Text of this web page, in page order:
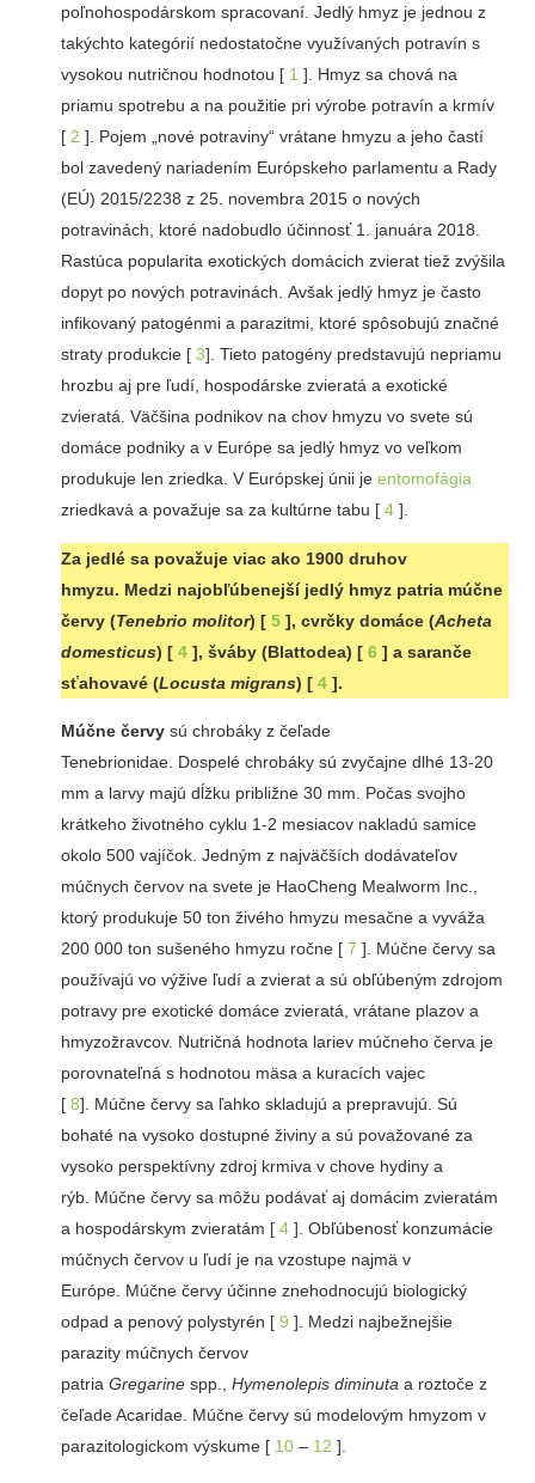
poľnohospodárskom spracovaní. Jedlý hmyz je jednou z
takýchto kategórií nedostatočne využívaných potravín s
vysokou nutričnou hodnotou [ 1 ]. Hmyz sa chová na
priamu spotrebu a na použitie pri výrobe potravín a krmív
[ 2 ]. Pojem „nové potraviny“ vrátane hmyzu a jeho častí
bol zavedený nariadením Európskeho parlamentu a Rady
(EÚ) 2015/2238 z 25. novembra 2015 o nových
potravinách, ktoré nadobudlo účinnosť 1. januára 2018.
Rastúca popularita exotických domácich zvierat tiež zvýšila
dopyt po nových potravinách. Avšak jedlý hmyz je často
infikovaný patogénmi a parazitmi, ktoré spôsobujú značné
straty produkcie [ 3]. Tieto patogény predstavujú nepriamu
hrozbu aj pre ľudí, hospodárske zvieratá a exotické
zvieratá. Väčšina podnikov na chov hmyzu vo svete sú
domáce podniky a v Európe sa jedlý hmyz vo veľkom
produkuje len zriedka. V Európskej únii jeentomofágia
zriedkavá a považuje sa za kultúrne tabu [ 4].
Za jedlé sa považuje viac ako 1900 druhov
hmyzu. Medzi najobľúbenejší jedlý hmyz patria múčne
červy (Tenebrio molitor) [ 5], cvrčky domáce (Acheta
domesticus) [ 4], šváby (Blattodea) [ 6] a saranče
sťahovavé (Locusta migrans) [ 4].
Múčne červy sú chrobáky z čeľade
Tenebrionidae. Dospelé chrobáky sú zvyčajne dlhé 13-20
mm a larvy majú dĺžku približne 30 mm. Počas svojho
krátkeho životného cyklu 1-2 mesiacov nakladú samice
okolo 500 vajíčok. Jedným z najväčších dodávateľov
múčnych červov na svete je HaoCheng Mealworm Inc.,
ktorý produkuje 50 ton živého hmyzu mesačne a vyváža
200 000 ton sušeného hmyzu ročne [ 7 ]. Múčne červy sa
používajú vo výžive ľudí a zvierat a sú obľúbeným zdrojom
potravy pre exotické domáce zvieratá, vrátane plazov a
hmyzožravcov. Nutričná hodnota lariev múčneho červa je
porovnateľná s hodnotou mäsa a kuracích vajec
[ 8]. Múčne červy sa ľahko skladujú a prepravujú. Sú
bohaté na vysoko dostupné živiny a sú považované za
vysoko perspektívny zdroj krmiva v chove hydiny a
rýb. Múčne červy sa môžu podávať aj domácim zvieratám
a hospodárskym zvieratám [ 4]. Obľúbenosť konzumácie
múčnych červov u ľudí je na vzostupe najmä v
Európe. Múčne červy účinne znehodnocujú biologický
odpad a penový polystyrén [ 9 ]. Medzi najbežnejšie
parazity múčnych červov
patria Gregarinespp., Hymenolepis diminuta a roztoče z
čeľade Acaridae. Múčne červy sú modelovým hmyzom v
parazitologickom výskume [ 10– 12 ].